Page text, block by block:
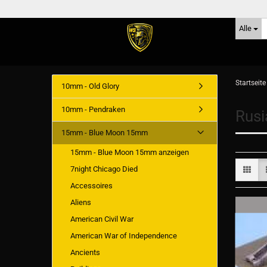
Alle
Startseite
10mm - Old Glory
10mm - Pendraken
15mm - Blue Moon 15mm
15mm - Blue Moon 15mm anzeigen
7night Chicago Died
Accessoires
Aliens
American Civil War
American War of Independence
Ancients